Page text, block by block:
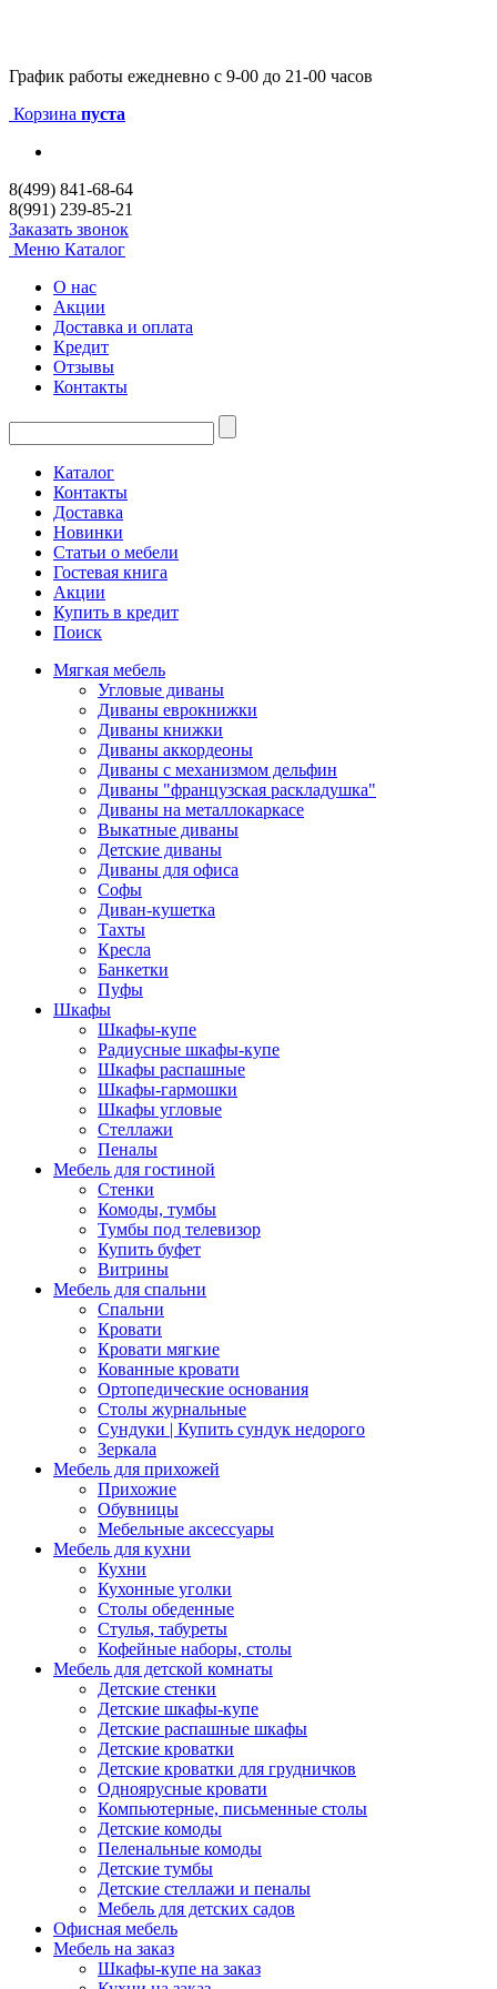
График работы ежедневно с 9-00 до 21-00 часов
Корзина пуста
8(499) 841-68-64
8(991) 239-85-21
Заказать звонок
Меню Каталог
О нас
Акции
Доставка и оплата
Кредит
Отзывы
Контакты
Каталог
Контакты
Доставка
Новинки
Статьи о мебели
Гостевая книга
Акции
Купить в кредит
Поиск
Мягкая мебель
Угловые диваны
Диваны еврокнижки
Диваны книжки
Диваны аккордеоны
Диваны с механизмом дельфин
Диваны "французская раскладушка"
Диваны на металлокаркасе
Выкатные диваны
Детские диваны
Диваны для офиса
Софы
Диван-кушетка
Тахты
Кресла
Банкетки
Пуфы
Шкафы
Шкафы-купе
Радиусные шкафы-купе
Шкафы распашные
Шкафы-гармошки
Шкафы угловые
Стеллажи
Пеналы
Мебель для гостиной
Стенки
Комоды, тумбы
Тумбы под телевизор
Купить буфет
Витрины
Мебель для спальни
Спальни
Кровати
Кровати мягкие
Кованные кровати
Ортопедические основания
Столы журнальные
Сундуки | Купить сундук недорого
Зеркала
Мебель для прихожей
Прихожие
Обувницы
Мебельные аксессуары
Мебель для кухни
Кухни
Кухонные уголки
Столы обеденные
Стулья, табуреты
Кофейные наборы, столы
Мебель для детской комнаты
Детские стенки
Детские шкафы-купе
Детские распашные шкафы
Детские кроватки
Детские кроватки для грудничков
Одноярусные кровати
Компьютерные, письменные столы
Детские комоды
Пеленальные комоды
Детские тумбы
Детские стеллажи и пеналы
Мебель для детских садов
Офисная мебель
Мебель на заказ
Шкафы-купе на заказ